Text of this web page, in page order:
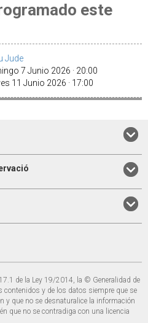
este
Jude
7 Junio 2026 · 20:00
11 Junio 2026 · 17:00
de la Ley 19/2014, la © Generalidad de
contenidos y de los datos siempre que se
y que no se desnaturalice la información
que no se contradiga con una licencia